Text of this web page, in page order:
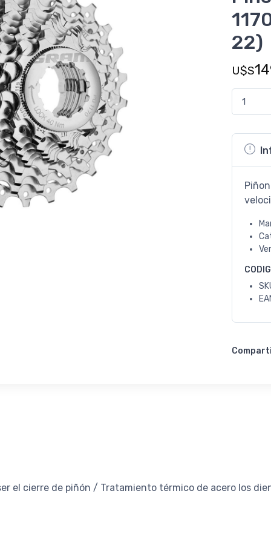
22)
U$S
el cierre de piñón / Tratamiento térmico de acero los